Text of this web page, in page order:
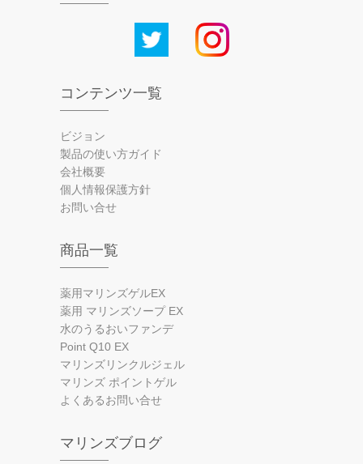
コンテンツ一覧
ビジョン
製品の使い方ガイド
会社概要
個人情報保護方針
お問い合せ
商品一覧
薬用マリンズゲルEX
薬用 マリンズソープ EX
水のうるおいファンデ
Point Q10 EX
マリンズリンクルジェル
マリンズ ポイントゲル
よくあるお問い合せ
マリンズブログ